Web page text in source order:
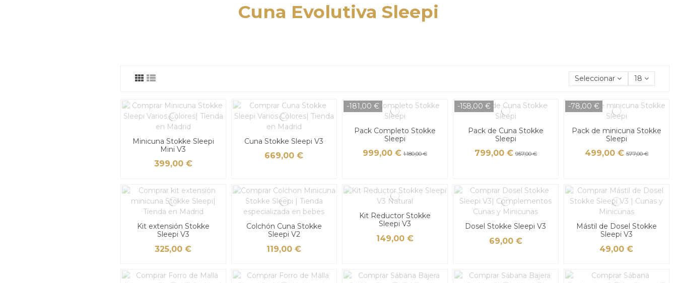
Cuna Evolutiva Sleepi
Seleccionar 18
Minicuna Stokke Sleepi
Mini V3
399,00 €
Cuna Stokke Sleepi V3
669,00 €
-181,00 €
Pack Completo Stokke
Sleepi
999,00 € 1.180,00 €
-158,00 €
Pack de Cuna Stokke
Sleepi
799,00 € 957,00 €
-78,00 €
Pack de minicuna Stokke
Sleepi
499,00 € 577,00 €
Kit extensión Stokke
Sleepi V3
325,00 €
Colchón Cuna Stokke
Sleepi V2
119,00 €
Kit Reductor Stokke
Sleepi V3
149,00 €
Dosel Stokke Sleepi V3
69,00 €
Mástil de Dosel Stokke
Sleepi V3
49,00 €